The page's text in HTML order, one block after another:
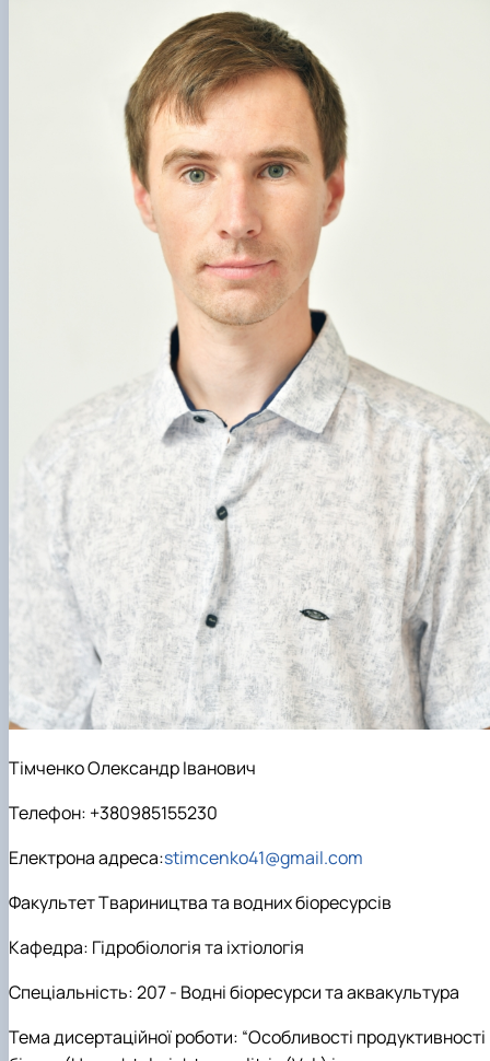
Тімченко Олександр Іванович
Телефон: +380985155230
Електрона адреса:stimcenko41@gmail.com
Факультет Твариництва та водних біоресурсів
Кафедра: Гідробіологія та іхтіологія
Спеціальність: 207 - Водні біоресурси та аквакультура
Тема дисертаційної роботи: “Особливості продуктивності